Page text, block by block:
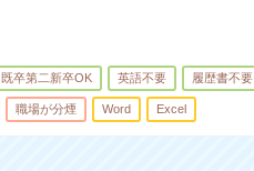
既卒第二新卒OK 英語不要 履歴書不要
職場が分煙 Word Excel